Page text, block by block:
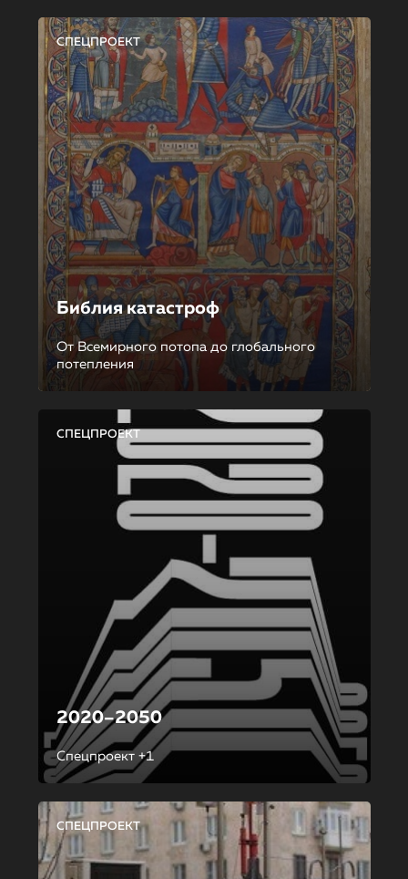
СПЕЦПРОЕКТ
Библия катастроф
От Всемирного потопа до глобального
потепления
СПЕЦПРОЕКТ
2020–2050
Спецпроект +1
СПЕЦПРОЕКТ